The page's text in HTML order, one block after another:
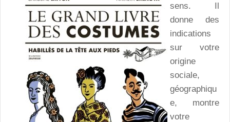
sens. Il
donne des
indications
sur votre
origine
sociale,
géographiqu
e, montre
votre